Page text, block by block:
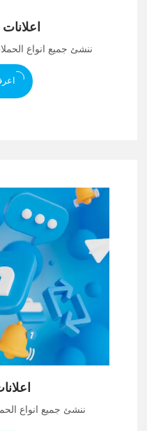
ننشئ جميع انواع
ننشئ جميع انواع